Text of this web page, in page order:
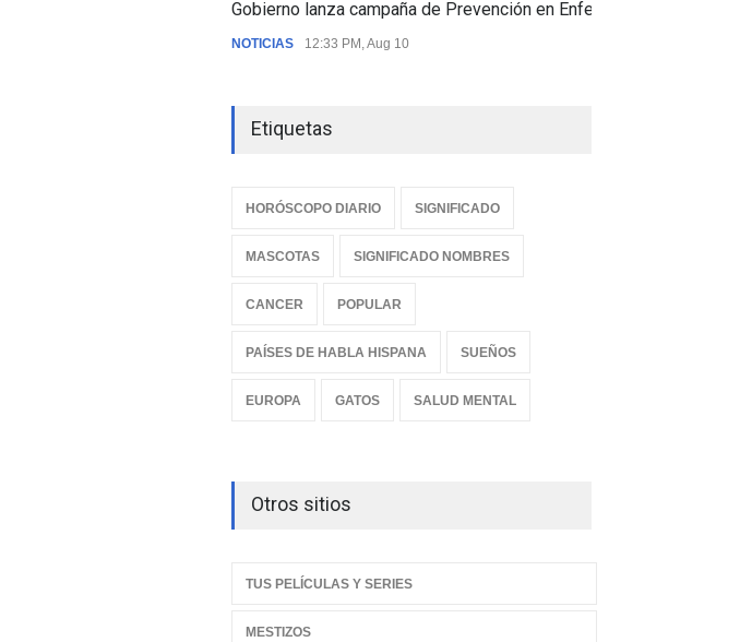
Gobierno lanza campaña de Prevención en Enfermedades
NOTICIAS 12:33 PM, Aug 10
Etiquetas
HORÓSCOPO DIARIO SIGNIFICADO
MASCOTAS SIGNIFICADO NOMBRES
CANCER POPULAR
PAÍSES DE HABLA HISPANA SUEÑOS
EUROPA GATOS SALUD MENTAL
Otros sitios
TUS PELÍCULAS Y SERIES
MESTIZOS